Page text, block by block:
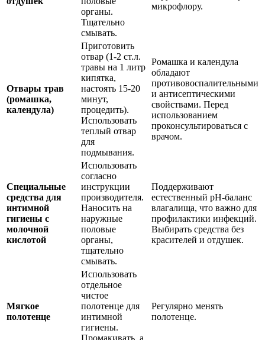
органы.
Тщательно
смывать.
микрофлору.
Отвары трав
(ромашка,
календула)
Приготовить
отвар (1-2 ст.л.
травы на 1 литр
кипятка,
настоять 15-20
минут,
процедить).
Использовать
теплый отвар
для
подмывания.
Ромашка и календула
обладают
противовоспалительными
и антисептическими
свойствами. Перед
использованием
проконсультироваться с
врачом.
Специальные
средства для
интимной
гигиены с
молочной
кислотой
Использовать
согласно
инструкции
производителя.
Наносить на
наружные
половые
органы,
тщательно
смывать.
Поддерживают
естественный pH-баланс
влагалища, что важно для
профилактики инфекций.
Выбирать средства без
красителей и отдушек.
Мягкое
полотенце
Использовать
отдельное
чистое
полотенце для
интимной
гигиены.
Промакивать, а
Регулярно менять
полотенце.